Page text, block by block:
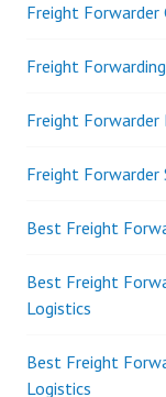
Freight Forwarder
Freight
Freight Forwarder
Freight
Best Freight
Best Freight
Logistics
Best Freight
Logistics